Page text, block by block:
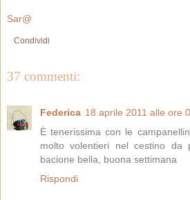
Sar@
Condividi
37 commenti:
Federica 18 aprile 2011 alle ore
È tenerissima con le
molto volentieri nel cestino da
bacione bella, buona settimana
Rispondi